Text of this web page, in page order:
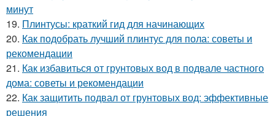
минут
19. Плинтусы: краткий гид для начинающих
20. Как подобрать лучший плинтус для пола: советы и
рекомендации
21. Как избавиться от грунтовых вод в подвале частного
дома: советы и рекомендации
22. Как защитить подвал от грунтовых вод: эффективные
решения